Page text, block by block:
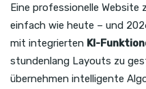
Eine professionelle Website
einfach wie heute – und
mit integrierten KI-
stundenlang Layouts zu
übernehmen intelligente